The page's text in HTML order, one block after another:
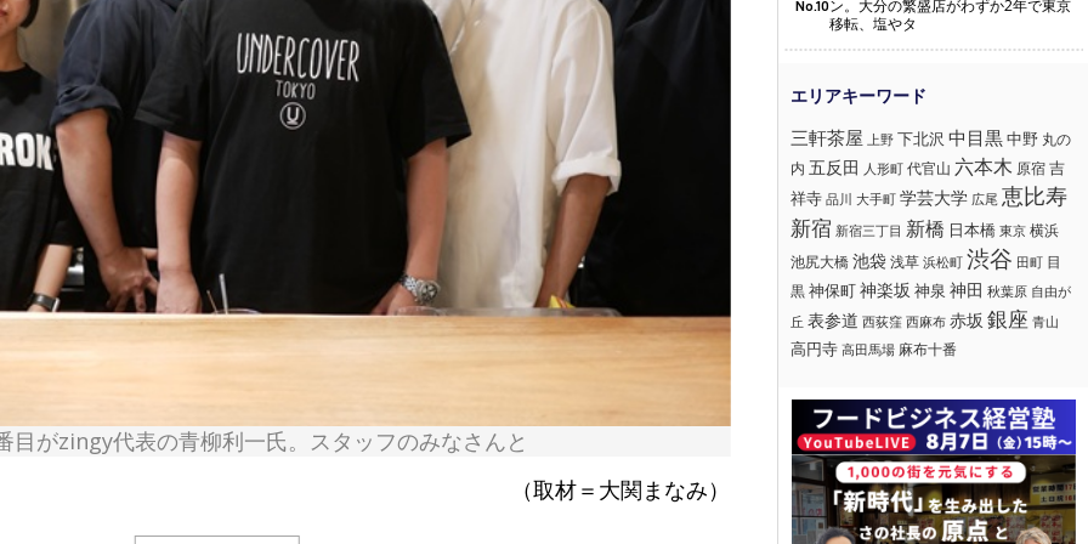
目がzingy代表の青柳利一氏。スタッフのみなさんと
（取材＝大関まなみ）
No.10ン。大分の繁盛店がわずか2年で東京
移転、塩やタ
三軒茶屋 上野 下北沢 中目黒中野 丸の
内 五反田 人形町 代官山 六本木 原宿 吉
祥寺 品川 大手町 学芸大学 広尾 恵比寿
新宿 新宿三丁目 新橋 日本橋 東京 横浜
池尻大橋 池袋浅草 浜松町 渋谷 田町 目
黒神保町神楽坂 神泉 神田 秋葉原 自由が
丘 表参道 西荻窪 西麻布 赤坂 銀座 青山
高円寺 高田馬場 麻布十番